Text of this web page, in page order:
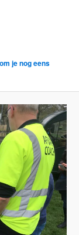
je nog eens